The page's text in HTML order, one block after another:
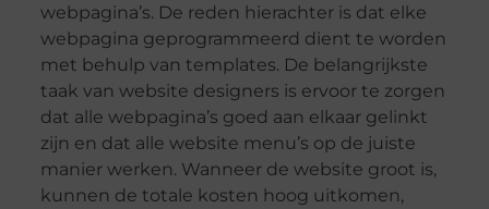
webpagina’s. De reden hierachter is dat elke
webpagina geprogrammeerd dient te worden
met behulp van templates. De belangrijkste
taak van website designers is ervoor te zorgen
dat alle webpagina’s goed aan elkaar gelinkt
zijn en dat alle website menu’s op de juiste
manier werken. Wanneer de website groot is,
kunnen de totale kosten hoog uitkomen,